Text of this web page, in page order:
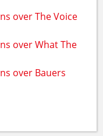
over The Voice
over What The
over Bauers